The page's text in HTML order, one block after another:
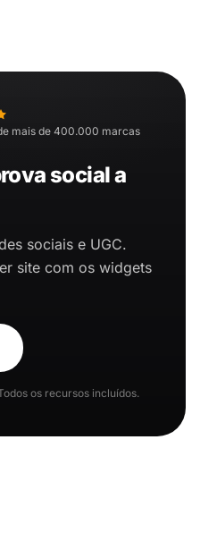
mais de 400.000 marcas
social a
sociais e UGC.
site com os widgets
os recursos incluídos.